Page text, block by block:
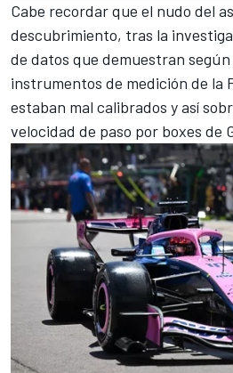
Cabe recordar que el nudo del
descubrimiento, tras la
de datos que demuestran según
instrumentos de medición de la
estaban mal calibrados y así
velocidad de paso por boxes de